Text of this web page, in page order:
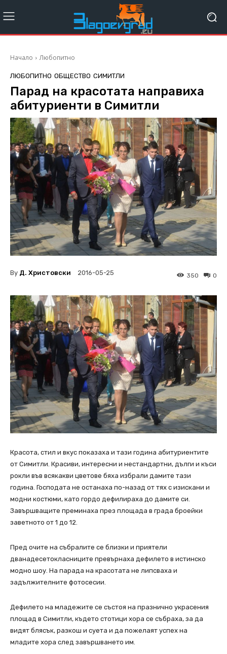
Начало Любопитно
ЛЮБОПИТНО ОБЩЕСТВО СИМИТЛИ
Парад на красотата направиха
абитуриенти в Симитли
By Д. Христовски 2016-05-25 0
350
Красота, стил и вкус показаха и тази година абитуриентите
от Симитли. Красиви, интересни и нестандартни, дълги и къси
рокли във всякакви цветове бяха избрали дамите тази
година. Господата не останаха по-назад от тях с изискани и
модни костюми, като гордо дефилираха до дамите си.
Завършващите преминаха през площада в града броейки
заветното от 1 до 12.
Пред очите на събралите се близки и приятели
дванадесетокласниците превърнаха дефилето в истинско
модно шоу. На парада на красотата не липсваха и
задължителните фотосесии.
Дефилето на младежите се състоя на празнично украсения
площад в Симитли, където стотици хора се събраха, за да
видят блясък, разкош и суета и да пожелаят успех на
младите хора след завършването им.